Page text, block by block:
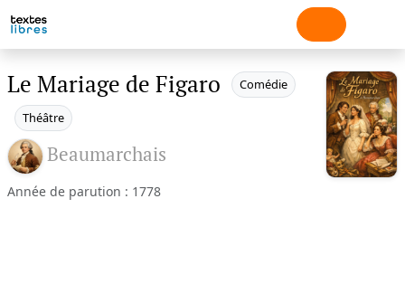
Le Mariage de Figaro Comédie
Théâtre
Beaumarchais
Année de parution : 1778